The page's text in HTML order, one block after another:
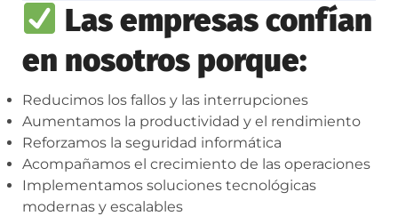
Las empresas confían
en nosotros porque:
Reducimos los fallos y las interrupciones
Aumentamos la productividad y el rendimiento
Reforzamos la seguridad informática
Acompañamos el crecimiento de las operaciones
Implementamos soluciones tecnológicas
modernas y escalables